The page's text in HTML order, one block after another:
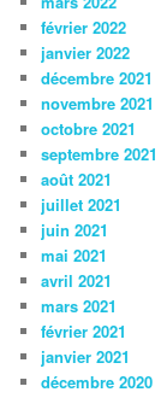
février 2022
janvier 2022
décembre 2021
novembre 2021
octobre 2021
septembre 2021
août 2021
juillet 2021
juin 2021
mai 2021
avril 2021
mars 2021
février 2021
janvier 2021
décembre 2020